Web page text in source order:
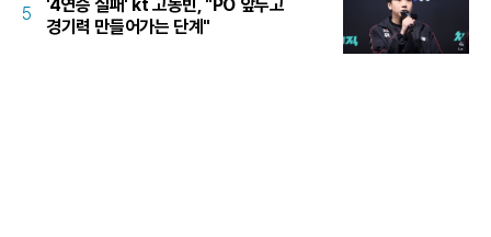
5
'4연승 실패' kt 고동빈, "PO 앞두고
경기력 만들어가는 단계"